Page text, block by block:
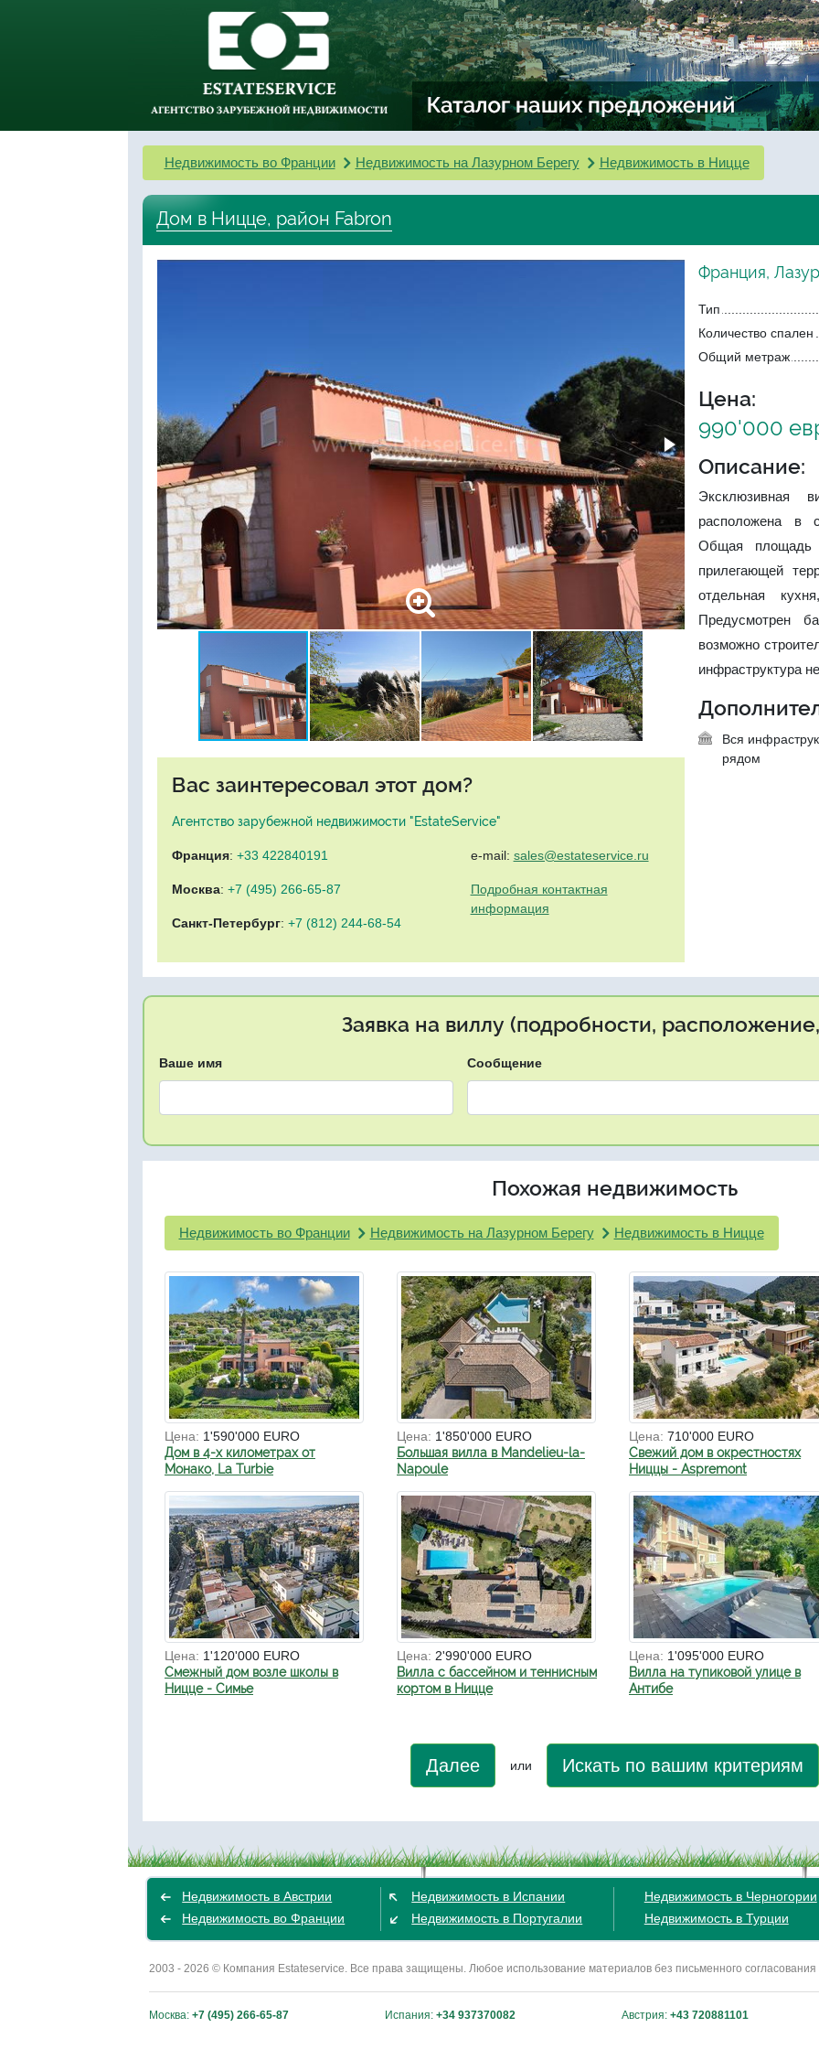
Недвижимость во Франции Недвижимость на Лазурном Берегу Недвижимость в Ницце
Дом в Ницце, район Fabron
Вас заинтересовал этот дом?
Агентство зарубежной недвижимости "EstateService"
Франция: +33 422840191
Москва: +7 (495) 266-65-87
Санкт-Петербург: +7 (812) 244-68-54
e-mail: sales@estateservice.ru
Подробная контактная
информация
Франция,
Тип
Количество спален
Общий метраж
Цена:
990'000
Описание:
Эксклюзивная
расположена в
Общая площадь
прилегающей
отдельная
Предусмотрен
возможно
инфраструктура
Вся
рядом
Заявка на виллу (подробности,
Ваше имя Сообщение
Похожая недвижимость
Недвижимость во Франции Недвижимость на Лазурном Берегу Недвижимость в Ницце
Цена: 1'590'000 EURO
Дом в 4-х километрах от
Монако, La Turbie
Цена: 1'850'000 EURO
Большая вилла в Mandelieu-la-
Napoule
Цена: 710'000 EURO
Свежий дом в окрестностях
Ниццы - Aspremont
Цена: 1'120'000 EURO
Смежный дом возле школы в
Ницце - Симье
Цена: 2'990'000 EURO
Вилла с бассейном и теннисным
кортом в Ницце
Цена: 1'095'000 EURO
Вилла на тупиковой улице в
Антибе
Далее или Искать по вашим критериям
Недвижимость в Австрии
Недвижимость во Франции
Недвижимость в Испании
Недвижимость в Португалии
Недвижимость в Черногории
Недвижимость в Турции
2003 - 2026 © Компания Estateservice. Все права защищены. Любое использование материалов без письменного
Москва: +7 (495) 266-65-87 Испания: +34 937370082 Австрия: +43 720881101